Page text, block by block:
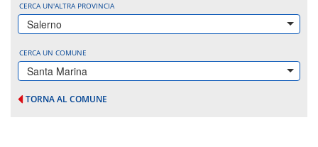
CERCA UN'ALTRA PROVINCIA
Salerno
CERCA UN COMUNE
Santa Marina
TORNA AL COMUNE